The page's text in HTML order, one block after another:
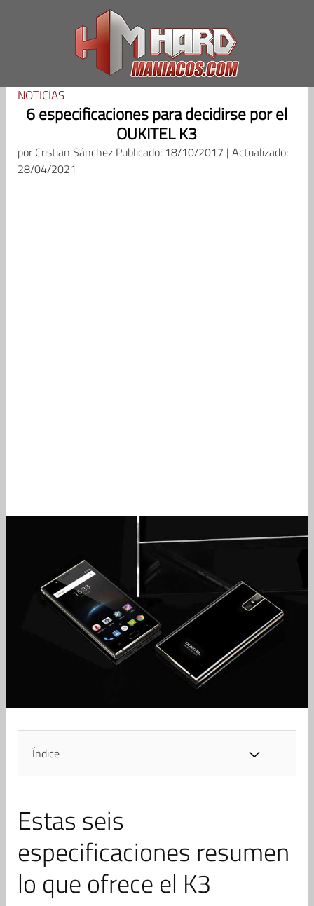
NOTICIAS
6 especificaciones para decidirse por el
OUKITEL K3
porCristian Sánchez Publicado: 18/10/2017 | Actualizado:
28/04/2021
Índice
Estas seis
especificaciones resumen
lo que ofrece el K3